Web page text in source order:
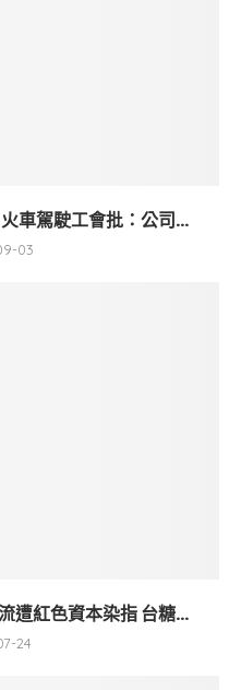
車駕駛工會批：公司...
03
遭紅色資本染指 台糖...
24